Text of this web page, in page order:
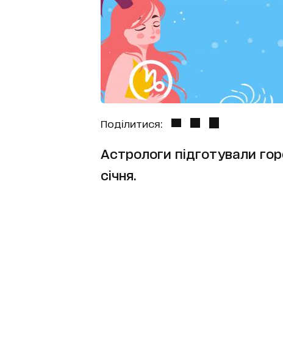
Поділитися:
Астрологи підготували
січня.